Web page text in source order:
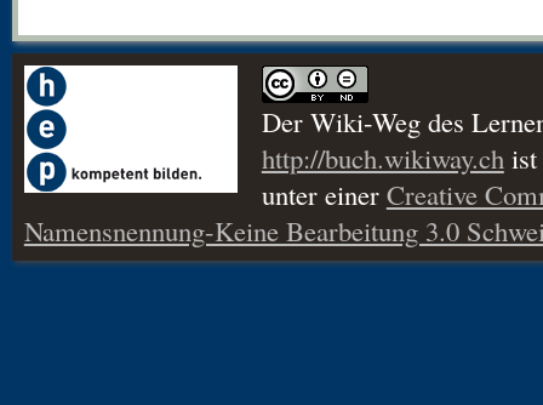
Der Wiki-Weg des
http://buch.wikiway.chist
unter einer Creative
Namensnennung-Keine Bearbeitung 3.0